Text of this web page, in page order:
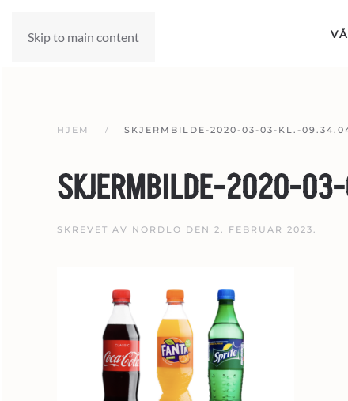
Skip to main content
HJEM SKJERMBILDE-2020-03-03-KL.-
SKJERMBILDE-2020-
SKREVET AV NORDLO DEN 2. FEBRUAR 2023.